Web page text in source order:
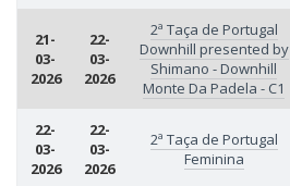
21-
03-
2026
22-
03-
2026
2ª Taça de Portugal
Downhill presented by
Shimano - Downhill
Monte Da Padela - C1
22-
03-
2026
22-
03-
2026
2ª Taça de Portugal
Feminina